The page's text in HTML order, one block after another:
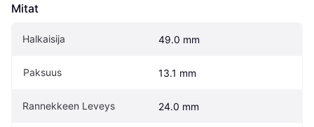
Mitat
Halkaisija 49.0 mm
Paksuus 13.1 mm
Rannekkeen Leveys 24.0 mm